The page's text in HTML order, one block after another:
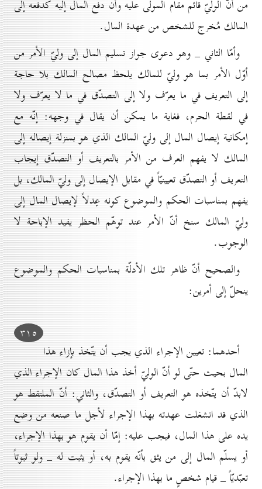
من أنّ الوليّ قائم مقام المولّى عليه وأن دفع المال إليه كدفعه إلى
المالك مُخرج للشخص من عهدة المال.
وأمّا الثاني _ وهو دعوى جواز تسليم المال إلى وليّ الأمر من
أوّل الأمر بما هو وليّ للمالك يلحظ مصالح المالك بلا حاجة
إلى التعريف في ما يعرّف ولا إلى التصدّق في ما لا يعرّف ولا
في لقطة الحرم، فغاية ما يمكن أن يقال في وجهه: إنّه مع
إمكانية إيصال المال إلى وليّ المالك الذي هو بمنزلة إيصاله إلى
المالك لا يفهم العرف من الأمر بالتعريف أو التصدّق إيجاب
التعريف أو التصدّق تعيينيّاً في مقابل الإيصال إلى وليّ المالك، بل
يفهم بمناسبات الحكم والموضوع كونه عِدلاً لإيصال المال إلى
وليّ المالك سنخ أنّ الأمر عند توهّم الحظر يفيد الإباحة لا
الوجوب.
والصحيح أنّ ظاهر تلك الأدلّة بمناسبات الحكم والموضوع
ينحلّ إلى أمرين:
۳۱٥
أحدهما: تعيين الإجراء الذي يجب أن يتّخذ بإزاء هذا
المال بحيث حتّى لو أنّ الوليّ أخذ هذا المال كان الإجراء الذي
لابدّ أن يتّخذه هو التعريف أو التصدّق، والثاني: أنّ الملتقط هو
الذي قد انشغلت عهدته بهذا الإجراء لأجل ما صنعه من وضع
يده على هذا المال، فيجب عليه: إمّا أن يقوم هو بهذا الإجراء،
أو يسلّم المال إلى من يثق بأنّه يقوم به، أو يثبت له _ ولو ثبوتاً
تعبّديّاً _ قيام شخصٍ ما بهذا الإجراء.